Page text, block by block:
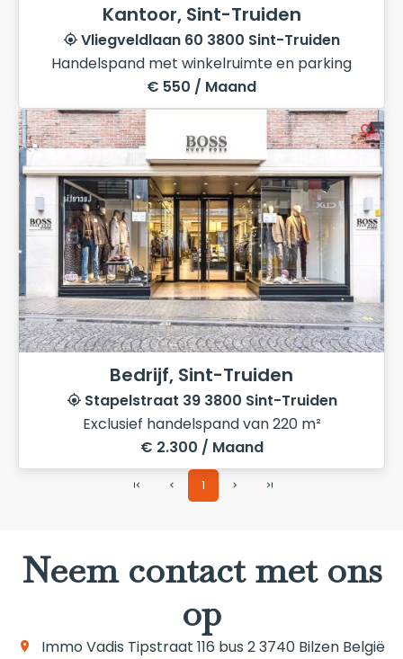
Kantoor, Sint-Truiden
Vliegveldlaan 60 3800 Sint-Truiden
Handelspand met winkelruimte en parking
€ 550 / Maand
Bedrijf, Sint-Truiden
Stapelstraat 39 3800 Sint-Truiden
Exclusief handelspand van 220 m²
€ 2.300 / Maand
1
Neem contact met ons
op
Immo Vadis Tipstraat 116 bus 23740 Bilzen België